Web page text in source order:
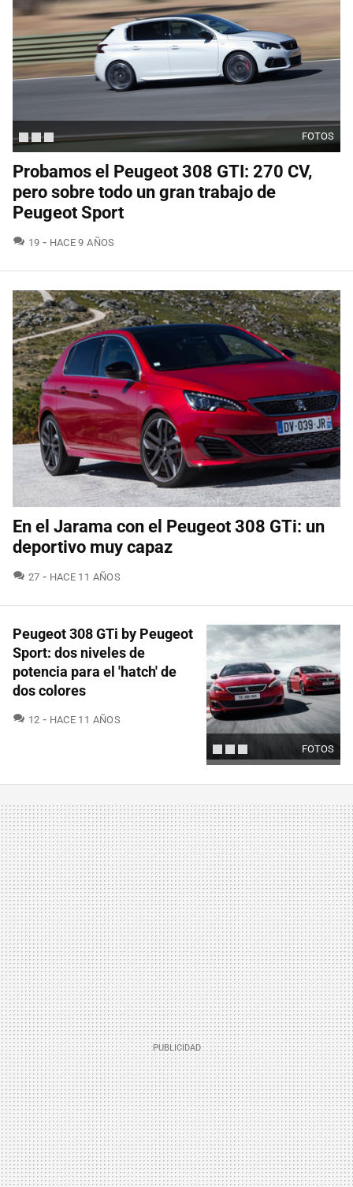
FOTOS
Probamos el Peugeot 308 GTI: 270 CV,
pero sobre todo un gran trabajo de
Peugeot Sport
19 COMENTARIOS
HACE 9 AÑOS
En el Jarama con el Peugeot 308 GTi: un
deportivo muy capaz
27 COMENTARIOS
HACE 11 AÑOS
FOTOS
Peugeot 308 GTi by Peugeot
Sport: dos niveles de
potencia para el 'hatch' de
dos colores
12 COMENTARIOS
HACE 11 AÑOS